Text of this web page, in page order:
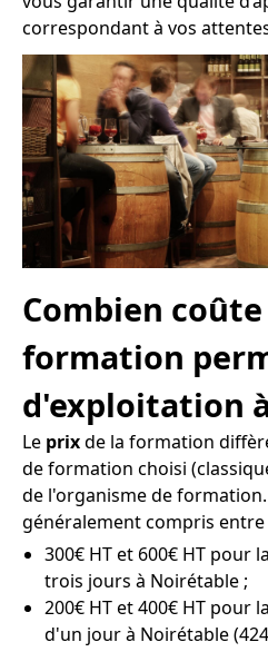
correspondant à vos
Combien
formation
d'exploitation
Le prixde la formation
de formation choisi
de l'organisme de
généralement compris entre
300€ HT et 600€ HT pour
trois jours à Noirétable ;
200€ HT et 400€ HT pour
d'un jour à Noirétable